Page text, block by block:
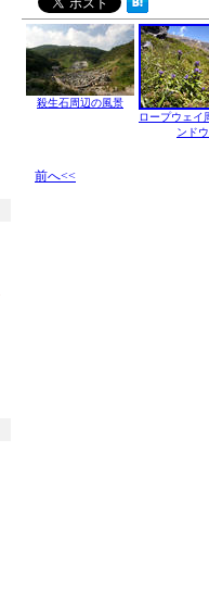
殺生石周辺の風景
ロープウェイ
ンドウ
前へ<<